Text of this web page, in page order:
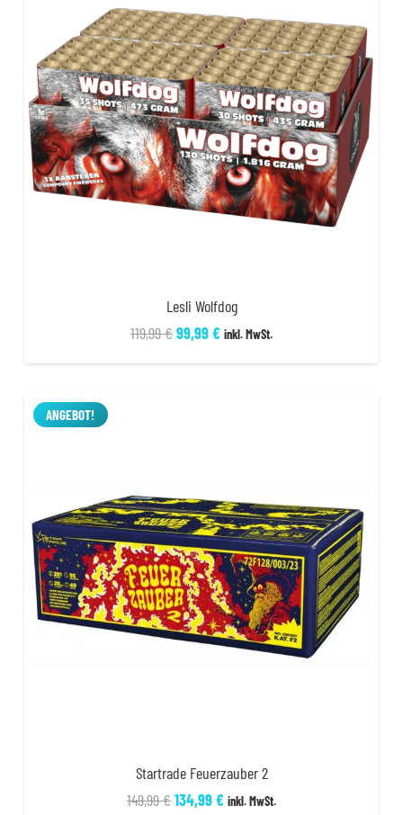
Lesli Wolfdog
119,99€Ursprünglicher
99,99€Aktueller
inkl. MwSt.
ANGEBOT!
Startrade Feuerzauber 2
149,99€Ursprünglicher
134,99€Aktueller
inkl. MwSt.